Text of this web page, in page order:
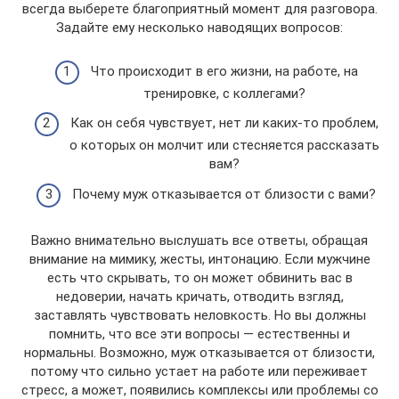
всегда выберете благоприятный момент для разговора.
Задайте ему несколько наводящих вопросов:
Что происходит в его жизни, на работе, на
тренировке, с коллегами?
Как он себя чувствует, нет ли каких-то проблем,
о которых он молчит или стесняется рассказать
вам?
Почему муж отказывается от близости с вами?
Важно внимательно выслушать все ответы, обращая
внимание на мимику, жесты, интонацию. Если мужчине
есть что скрывать, то он может обвинить вас в
недоверии, начать кричать, отводить взгляд,
заставлять чувствовать неловкость. Но вы должны
помнить, что все эти вопросы — естественны и
нормальны. Возможно, муж отказывается от близости,
потому что сильно устает на работе или переживает
стресс, а может, появились комплексы или проблемы со